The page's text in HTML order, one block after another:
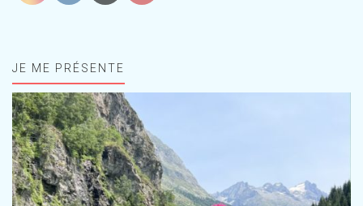
JE ME PRÉSENTE